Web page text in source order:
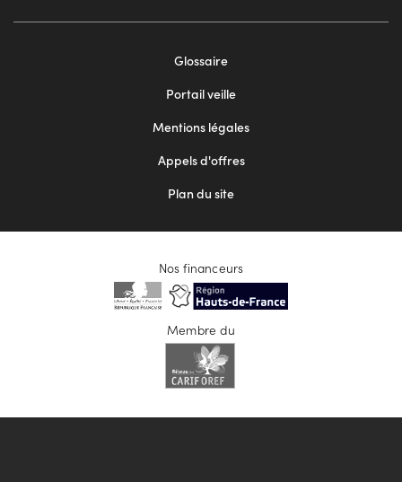
Glossaire
Portail veille
Mentions légales
Appels d'offres
Plan du site
Nos financeurs
Membre du